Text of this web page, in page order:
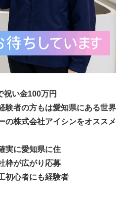
祝い金100万円
験者の方もは愛知県にある世界
の株式会社アイシンをオススメ
実に愛知県に住
枠が広がり応募
初心者にも経験者